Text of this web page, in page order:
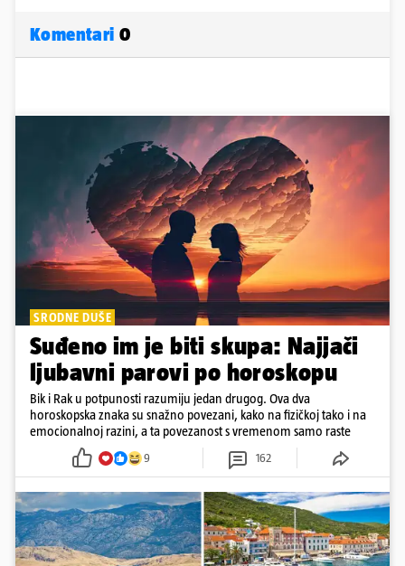
Komentari 0
SRODNE DUŠE
Suđeno im je biti skupa: Najjači
ljubavni parovi po horoskopu
Bik i Rak u potpunosti razumiju jedan drugog. Ova dva
horoskopska znaka su snažno povezani, kako na fizičkoj tako i na
emocionalnoj razini, a ta povezanost s vremenom samo raste
9 162